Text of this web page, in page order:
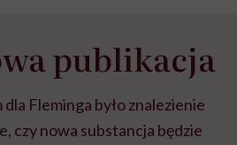
publikacja
Fleminga było znalezienie
czy nowa substancja będzie